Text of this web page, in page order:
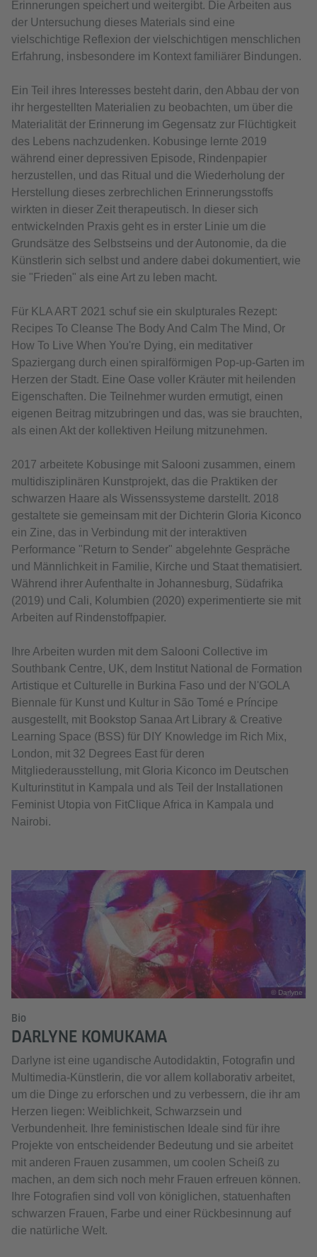
Erinnerungen speichert und weitergibt. Die Arbeiten aus
der Untersuchung dieses Materials sind eine
vielschichtige Reflexion der vielschichtigen menschlichen
Erfahrung, insbesondere im Kontext familiärer Bindungen.
Ein Teil ihres Interesses besteht darin, den Abbau der von
ihr hergestellten Materialien zu beobachten, um über die
Materialität der Erinnerung im Gegensatz zur Flüchtigkeit
des Lebens nachzudenken. Kobusinge lernte 2019
während einer depressiven Episode, Rindenpapier
herzustellen, und das Ritual und die Wiederholung der
Herstellung dieses zerbrechlichen Erinnerungsstoffs
wirkten in dieser Zeit therapeutisch. In dieser sich
entwickelnden Praxis geht es in erster Linie um die
Grundsätze des Selbstseins und der Autonomie, da die
Künstlerin sich selbst und andere dabei dokumentiert, wie
sie "Frieden" als eine Art zu leben macht.
Für KLA ART 2021 schuf sie ein skulpturales Rezept:
Recipes To Cleanse The Body And Calm The Mind, Or
How To Live When You're Dying, ein meditativer
Spaziergang durch einen spiralförmigen Pop-up-Garten im
Herzen der Stadt. Eine Oase voller Kräuter mit heilenden
Eigenschaften. Die Teilnehmer wurden ermutigt, einen
eigenen Beitrag mitzubringen und das, was sie brauchten,
als einen Akt der kollektiven Heilung mitzunehmen.
2017 arbeitete Kobusinge mit Salooni zusammen, einem
multidisziplinären Kunstprojekt, das die Praktiken der
schwarzen Haare als Wissenssysteme darstellt. 2018
gestaltete sie gemeinsam mit der Dichterin Gloria Kiconco
ein Zine, das in Verbindung mit der interaktiven
Performance "Return to Sender" abgelehnte Gespräche
und Männlichkeit in Familie, Kirche und Staat thematisiert.
Während ihrer Aufenthalte in Johannesburg, Südafrika
(2019) und Cali, Kolumbien (2020) experimentierte sie mit
Arbeiten auf Rindenstoffpapier.
Ihre Arbeiten wurden mit dem Salooni Collective im
Southbank Centre, UK, dem Institut National de Formation
Artistique et Culturelle in Burkina Faso und der N'GOLA
Biennale für Kunst und Kultur in São Tomé e Príncipe
ausgestellt, mit Bookstop Sanaa Art Library & Creative
Learning Space (BSS) für DIY Knowledge im Rich Mix,
London, mit 32 Degrees East für deren
Mitgliederausstellung, mit Gloria Kiconco im Deutschen
Kulturinstitut in Kampala und als Teil der Installationen
Feminist Utopia von FitClique Africa in Kampala und
Nairobi.
© Darlyne
Bio
DARLYNE KOMUKAMA
Darlyne ist eine ugandische Autodidaktin, Fotografin und
Multimedia-Künstlerin, die vor allem kollaborativ arbeitet,
um die Dinge zu erforschen und zu verbessern, die ihr am
Herzen liegen: Weiblichkeit, Schwarzsein und
Verbundenheit. Ihre feministischen Ideale sind für ihre
Projekte von entscheidender Bedeutung und sie arbeitet
mit anderen Frauen zusammen, um coolen Scheiß zu
machen, an dem sich noch mehr Frauen erfreuen können.
Ihre Fotografien sind voll von königlichen, statuenhaften
schwarzen Frauen, Farbe und einer Rückbesinnung auf
die natürliche Welt.